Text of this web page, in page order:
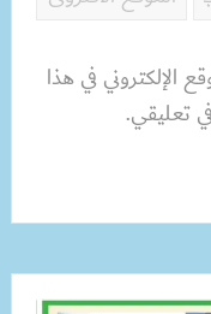
الإلكتروني في هذا
تعليقي.